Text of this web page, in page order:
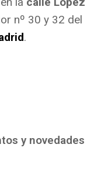
nº 30 y 32 del
.
y novedades